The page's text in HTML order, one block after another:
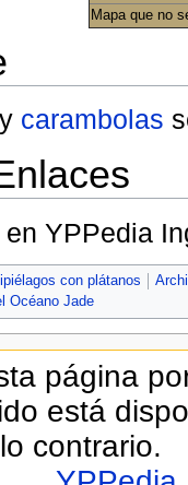
Mapa que no
y carambolas
en YPPedia
con plátanos
Océano Jade
página
está
contrario.